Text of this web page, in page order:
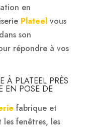
en
Plateelvous
son
répondre à vos
À PLATEEL PRÈS
EN POSE DE
fabrique et
fenêtres, les